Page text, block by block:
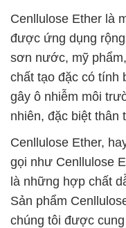
Cenllulose Ether là
được ứng dụng
sơn nước, mỹ
chất tạo đặc có tính
gây ô nhiễm môi
nhiên, đặc biệt
Cenllulose Ether,
gọi như Cenllulose
là những hợp chất
Sản phẩm
chúng tôi được